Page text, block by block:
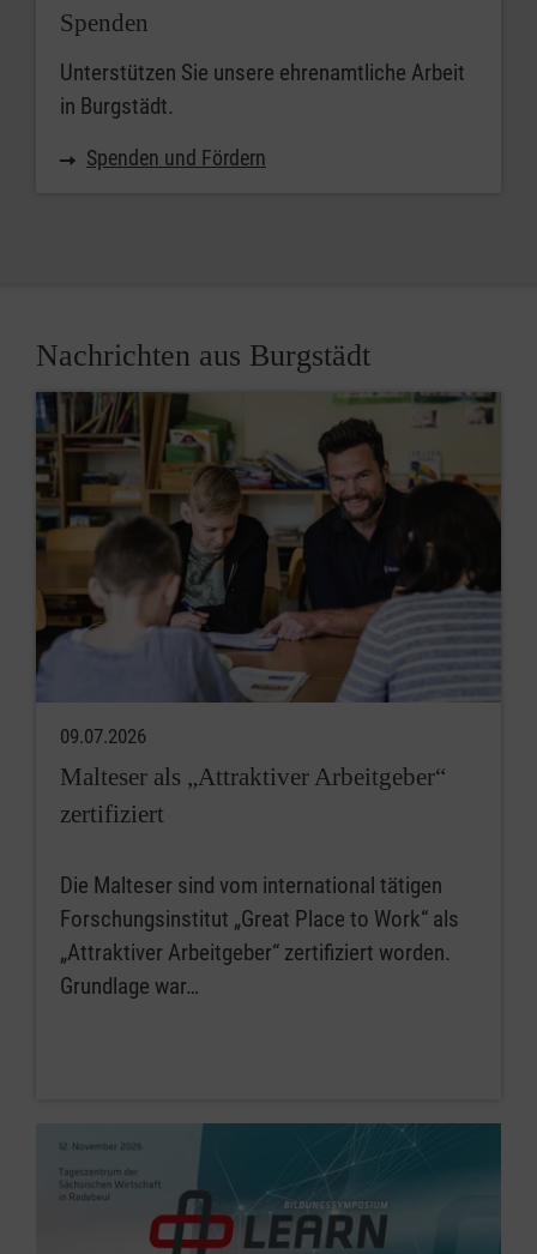
Spenden
Unterstützen Sie unsere ehrenamtliche Arbeit
in Burgstädt.
Spenden und Fördern
Nachrichten aus Burgstädt
09.07.2026
Malteser als „Attraktiver Arbeitgeber“
zertifiziert
Die Malteser sind vom international tätigen
Forschungsinstitut „Great Place to Work“ als
„Attraktiver Arbeitgeber“ zertifiziert worden.
Grundlage war…